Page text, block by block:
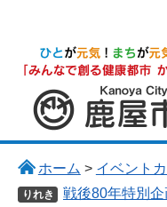
鹿屋市
ホーム > イベント
りれき 戦後80年特別企